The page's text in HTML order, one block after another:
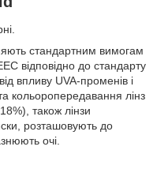
стандартним вимогам
відповідно до стандарту
впливу UVA-променів і
кольоропередавання лінз
також лінзи
розташовують до
очі.